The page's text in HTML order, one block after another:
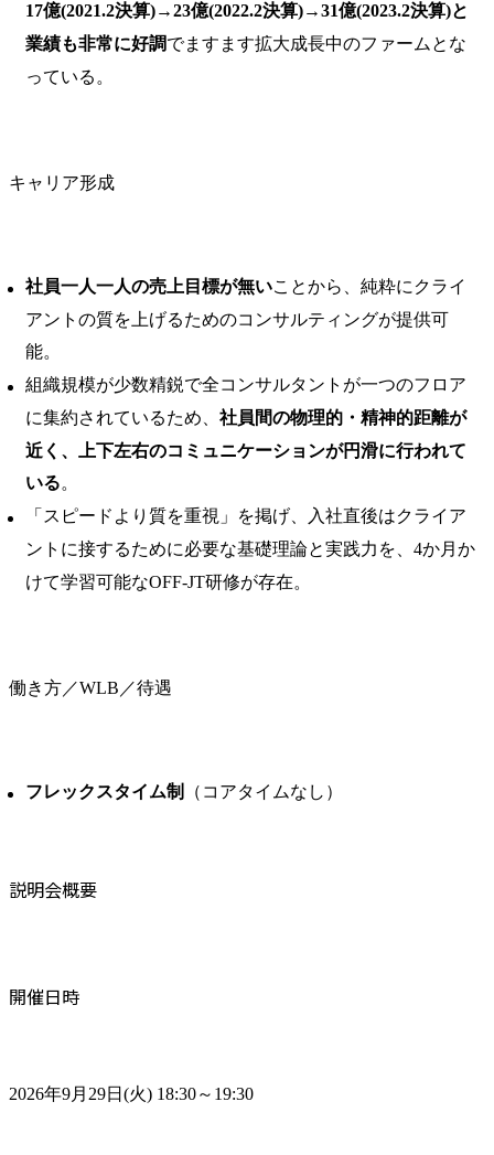
17億(2021.2決算)→23億(2022.2決算)→31億(2023.2決算)と
業績も非常に好調でますます拡大成長中のファームとな
っている。
キャリア形成
社員一人一人の売上目標が無いことから、純粋にクライ
アントの質を上げるためのコンサルティングが提供可
能。
組織規模が少数精鋭で全コンサルタントが一つのフロア
に集約されているため、 社員間の物理的・精神的距離が
近く、上下左右のコミュニケーションが円滑に行われて
いる。
「スピードより質を重視」を掲げ、入社直後はクライア
ントに接するために必要な基礎理論と実践力を、4か月か
けて学習可能なOFF-JT研修が存在。
働き方／WLB／待遇
フレックスタイム制 （コアタイムなし）
説明会概要
開催日時
2026年9月29日(火) 18:30～19:30